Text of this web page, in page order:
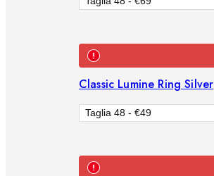
Classic Lumine Ring Silver